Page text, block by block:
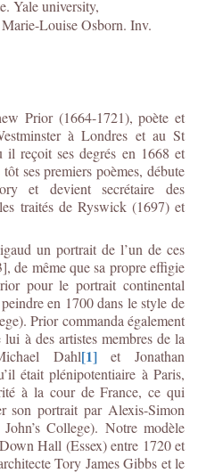
Yale university,
Louise Osborn. Inv.
Prior (1664-1721), poète et
à Londres et au St
il reçoit ses degrés en 1668 et
ses premiers poèmes, débute
et devient secrétaire des
traités de Ryswick (1697) et
un portrait de l’un de ces
de même que sa propre effigie
pour le portrait continental
en 1700 dans le style de
Prior commanda également
à des artistes membres de la
Dahl[1]et Jonathan
était plénipotentiaire à Paris,
à la cour de France, ce qui
portrait par Alexis-Simon
College). Notre modèle
Hall (Essex) entre 1720 et
Tory James Gibbs et le